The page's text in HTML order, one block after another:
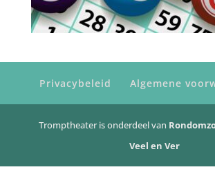
Privacybeleid Algemene
Tromptheater is onderdeel van
Veel en Ver